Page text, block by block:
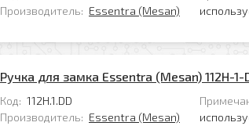
Производитель: Essentra (Mesan)
Ручка для замка Essentra (Mesan) 112H-1-
Код: 112Н.1.DD
Производитель: Essentra (Mesan)